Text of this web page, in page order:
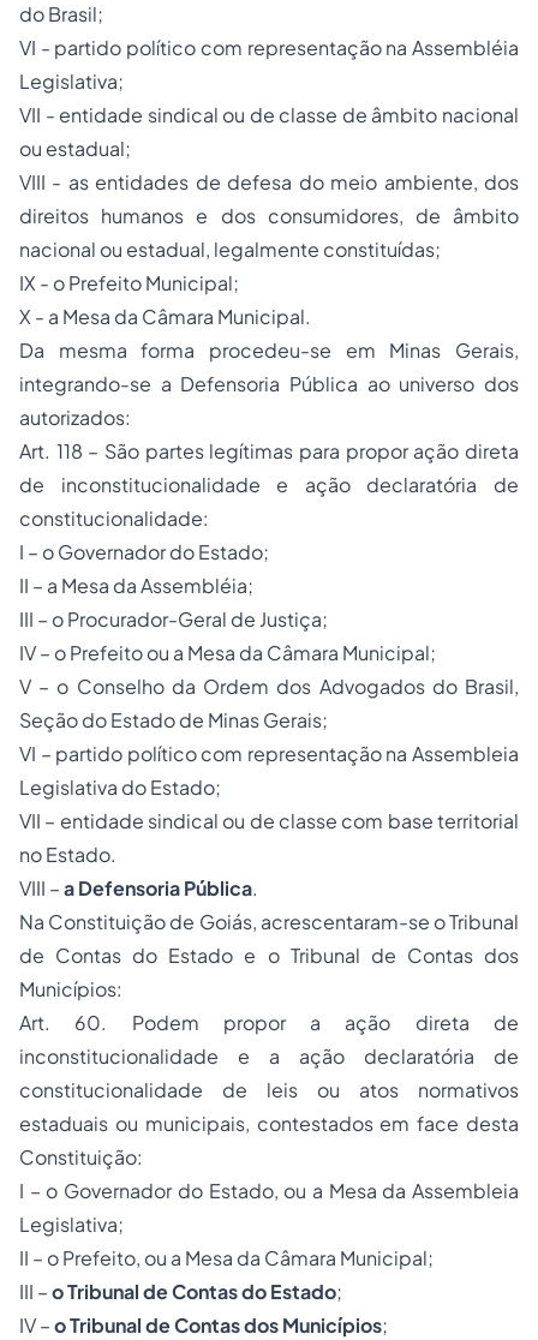
do Brasil;
VI - partido político com representação na Assembléia
Legislativa;
VII - entidade sindical ou de classe de âmbito nacional
ou estadual;
VIII - as entidades de defesa do meio ambiente, dos
direitos humanos e dos consumidores, de âmbito
nacional ou estadual, legalmente constituídas;
IX - o Prefeito Municipal;
X - a Mesa da Câmara Municipal.
Da mesma forma procedeu-se em Minas Gerais,
integrando-se a Defensoria Pública ao universo dos
autorizados:
Art. 118 – São partes legítimas para propor ação direta
de inconstitucionalidade e ação declaratória de
constitucionalidade:
I – o Governador do Estado;
II – a Mesa da Assembléia;
III – o Procurador-Geral de Justiça;
IV – o Prefeito ou a Mesa da Câmara Municipal;
V – o Conselho da Ordem dos Advogados do Brasil,
Seção do Estado de Minas Gerais;
VI – partido político com representação na Assembleia
Legislativa do Estado;
VII – entidade sindical ou de classe com base territorial
no Estado.
VIII –a Defensoria Pública.
Na Constituição de Goiás, acrescentaram-se o Tribunal
de Contas do Estado e o Tribunal de Contas dos
Municípios:
Art. 60. Podem propor a ação direta de
inconstitucionalidade e a ação declaratória de
constitucionalidade de leis ou atos normativos
estaduais ou municipais, contestados em face desta
Constituição:
I – o Governador do Estado, ou a Mesa da Assembleia
Legislativa;
II – o Prefeito, ou a Mesa da Câmara Municipal;
III –o Tribunal de Contas do Estado;
IV –o Tribunal de Contas dos Municípios;